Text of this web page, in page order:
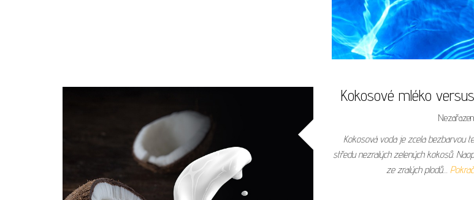
Kokosové mléko
Kokosová voda je zcela bezbarvou
středu nezralých zelených kokosů.
ze zralých plodů…